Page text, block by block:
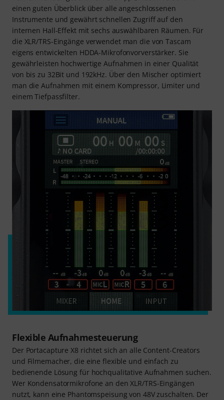
einen guten Überblick über alle angeschlossenen
Instrumente und gewährt schnellen Zugriff auf den
internen Hall-Effekt mit sechs auswählbaren Räumen. Für
die XLR/TRS-Eingänge verwendet man die von Tascam
eigens entwickelten HDDA-Mikrofonvorverstärker. Sie
gewährleisten hochwertige Aufnahmen in einer Qualität
von bis zu 32Bit und 192kHz. Über den Mischer optimiert
man die Aufnahmen mit einem Kompressor, Limiter und
einem Tiefpassfilter.
Flexible Aufnahmesteuerung
Der Portacapture X8 richtet sich an alle Content-Creators
und Filmemacher, die eine flexible und einfach zu
bedienende Lösung für hochqualitative Aufnahmen suchen.
Wer Kondensatormikrofone an den XLR/TRS-Eingängen
nutzt, kann eine Phantomspeisung von 48V zuschalten. Der